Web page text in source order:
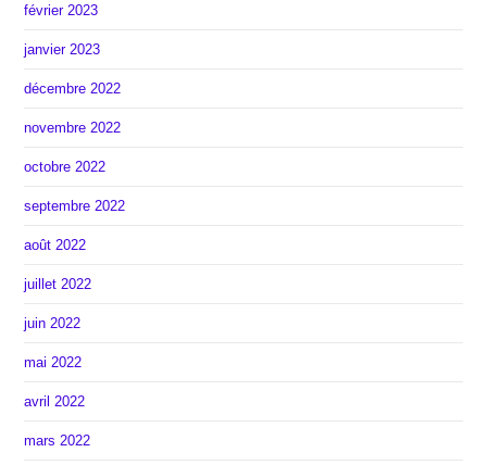
février 2023
janvier 2023
décembre 2022
novembre 2022
octobre 2022
septembre 2022
août 2022
juillet 2022
juin 2022
mai 2022
avril 2022
mars 2022